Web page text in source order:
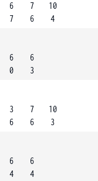
6
7
7
6
10
4
6
0
6
3
3
6
7
6
10
3
6
4
6
4